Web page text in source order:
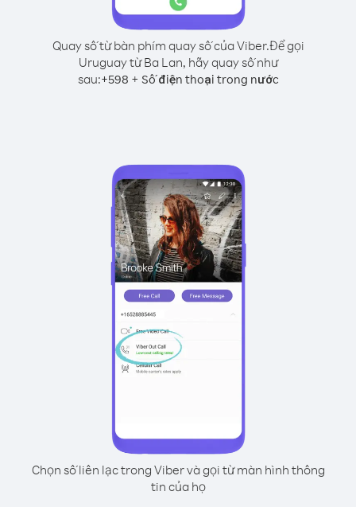
Quay số từ bàn phím quay số của Viber.Để gọi
Uruguay từ Ba Lan, hãy quay số như
sau:+598 + Số điện thoại trong nước
Chọn số liên lạc trong Viber và gọi từ màn hình thông
tin của họ